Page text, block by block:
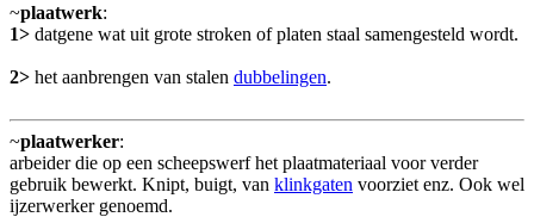
~plaatwerk:
1> datgene wat uit grote stroken of platen staal samengesteld wordt.
2> het aanbrengen van stalen dubbelingen.
~plaatwerker:
arbeider die op een scheepswerf het plaatmateriaal voor verder
gebruik bewerkt. Knipt, buigt, van klinkgaten voorziet enz. Ook wel
ijzerwerker genoemd.